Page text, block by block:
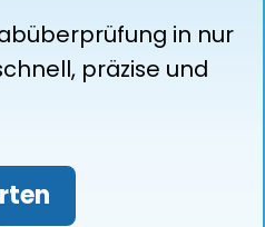
in nur
präzise und